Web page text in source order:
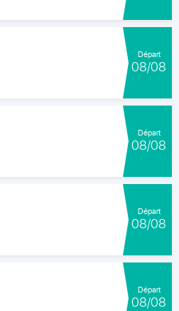
Départ
08/08
Départ
08/08
Départ
08/08
Départ
08/08